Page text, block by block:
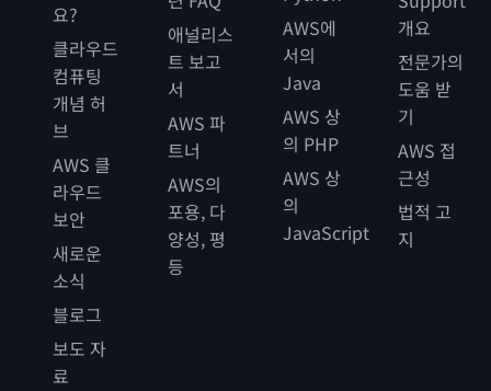
요?
클라우드
컴퓨팅
개념 허
브
AWS 클
라우드
보안
새로운
소식
블로그
보도 자
료
애널리스
트 보고
서
AWS 파
트너
AWS의
포용, 다
양성, 평
등
AWS에
서의
Java
AWS 상
의 PHP
AWS 상
의
JavaScript
개요
전문가의
도움 받
기
AWS 접
근성
법적 고
지